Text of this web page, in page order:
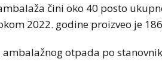
čini oko 40 posto
2022. godine proizveo je
otpada po